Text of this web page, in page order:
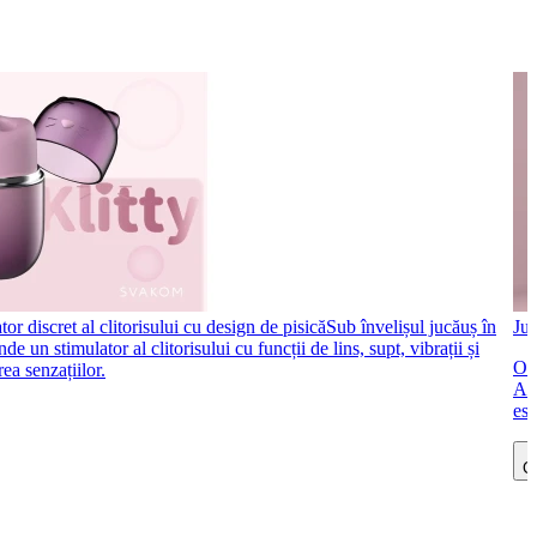
discret al clitorisului cu design de pisicăSub învelișul jucăuș în
un stimulator al clitorisului cu funcții de lins, supt, vibrații și
senzațiilor.